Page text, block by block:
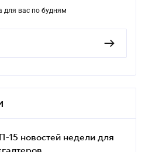
для вас по будням
15 новостей недели для